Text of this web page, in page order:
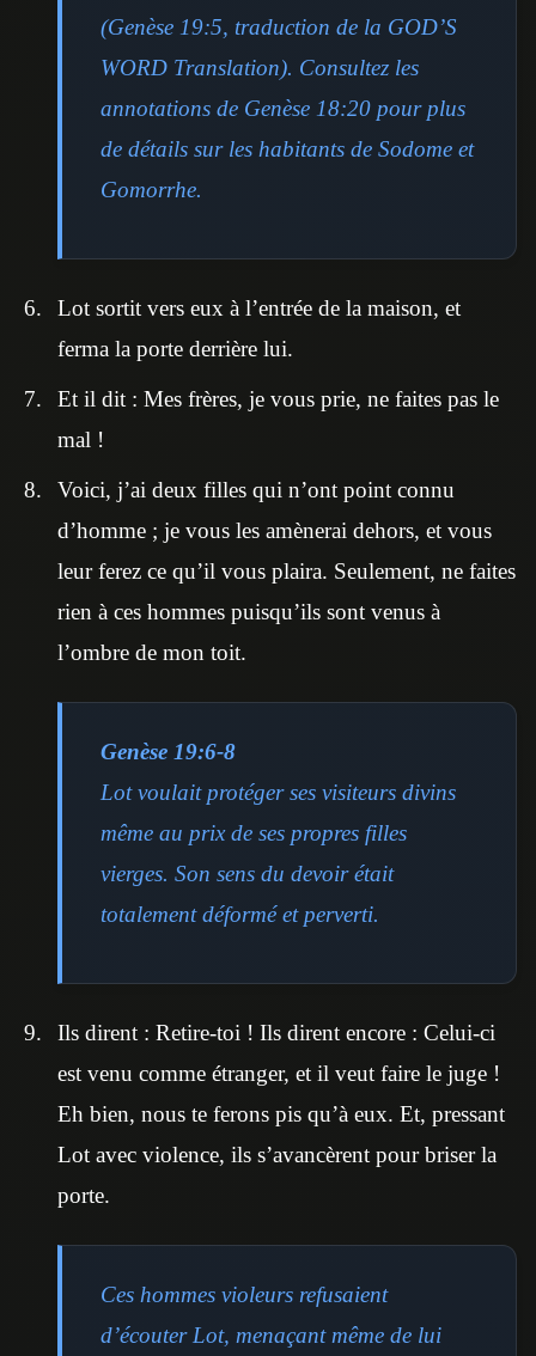
(Genèse 19:5, traduction de la GOD’S
WORD Translation). Consultez les
annotations de Genèse 18:20 pour plus
de détails sur les habitants de Sodome et
Gomorrhe.
Lot sortit vers eux à l’entrée de la maison, et
ferma la porte derrière lui.
Et il dit : Mes frères, je vous prie, ne faites pas le
mal !
Voici, j’ai deux filles qui n’ont point connu
d’homme ; je vous les amènerai dehors, et vous
leur ferez ce qu’il vous plaira. Seulement, ne faites
rien à ces hommes puisqu’ils sont venus à
l’ombre de mon toit.
Genèse 19:6-8
Lot voulait protéger ses visiteurs divins
même au prix de ses propres filles
vierges. Son sens du devoir était
totalement déformé et perverti.
Ils dirent : Retire-toi ! Ils dirent encore : Celui-ci
est venu comme étranger, et il veut faire le juge !
Eh bien, nous te ferons pis qu’à eux. Et, pressant
Lot avec violence, ils s’avancèrent pour briser la
porte.
Ces hommes violeurs refusaient
d’écouter Lot, menaçant même de lui